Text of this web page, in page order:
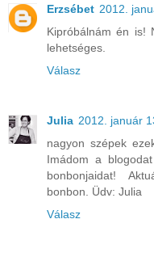
Erzsébet 2012.
Kipróbálnám én is!
lehetséges.
Válasz
Julia 2012. január
nagyon szépek
Imádom a
bonbonjaidat!
bonbon. Üdv: Julia
Válasz